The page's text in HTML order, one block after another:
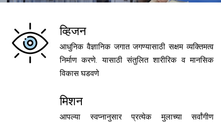
शाळेची माहिती
दांडेकर स्कूल, भिवंडी
व्हिजन
आधुनिक वैज्ञानिक जगात जगण्यासाठी सक्षम व्यक्तिमत्व
निर्माण करणे. यासाठी संतुलित शारीरिक व मानसिक
विकास घडवणे
मिशन
आपल्या स्वप्नानुसार प्रत्येक मुलाच्या सर्वांगीण